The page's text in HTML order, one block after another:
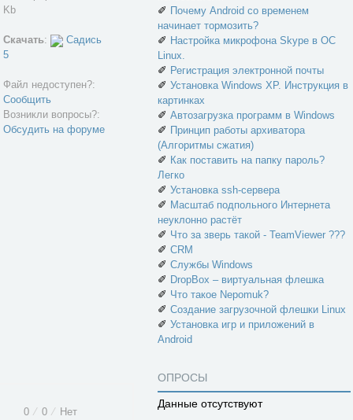
Kb
Скачать:
Садись
5
Файл недоступен?:
Сообщить
Возникли вопросы?:
Обсудить на форуме
0 ⁄ 0 ⁄ Нет
✐ Почему Android со временем
начинает тормозить?
✐ Настройка микрофона Skype в ОС
Linux.
✐ Регистрация электронной почты
✐ Установка Windows XP. Инструкция в
картинках
✐ Автозагрузка программ в Windows
✐ Принцип работы архиватора
(Алгоритмы сжатия)
✐ Как поставить на папку пароль?
Легко
✐ Установка ssh-сервера
✐ Масштаб подпольного Интернета
неуклонно растёт
✐ Что за зверь такой - TeamViewer ???
✐ CRM
✐ Службы Windows
✐ DropBox – виртуальная флешка
✐ Что такое Nepomuk?
✐ Создание загрузочной флешки Linux
✐ Установка игр и приложений в
Android
ОПРОСЫ
Данные отсутствуют